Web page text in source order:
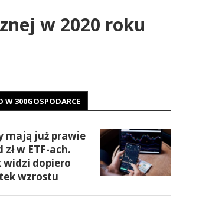
w 2020 roku
W 300GOSPODARCE
mają już prawie
zł w ETF-ach.
widzi dopiero
wzrostu